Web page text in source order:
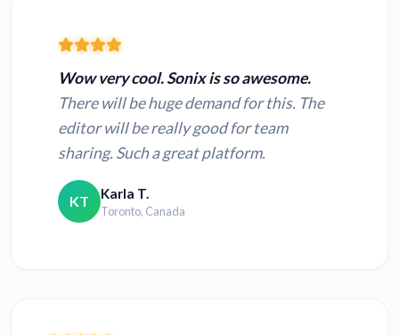
Wow very cool. Sonix is so awesome.
There will be huge demand for this. The
editor will be really good for team
sharing. Such a great platform.
KT Karla T.
Toronto, Canada